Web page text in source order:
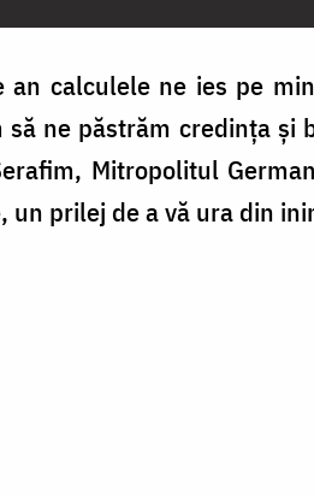
calculele ne ies pe
ne păstrăm credința și
Mitropolitul
prilej de a vă ura din